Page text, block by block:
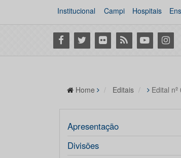
Institucional Campi Hospitais
Facebook
Twitter Flickr RSS Youtube
Home Editais Edital
Apresentação
Divisões